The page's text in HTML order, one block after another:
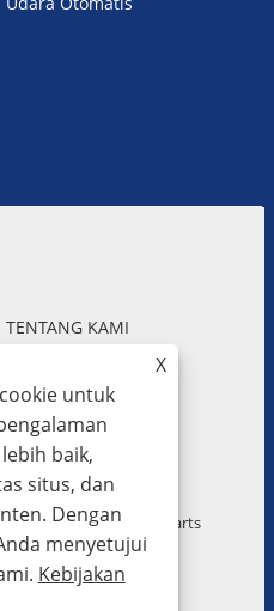
TENTANG KAMI
PERMINTAAN
Hanbo Automotive Parts
Otomotif,
Mobil - Semua Hak
X
untuk
baik,
situs, dan
Dengan
menyetujui
Kebijakan